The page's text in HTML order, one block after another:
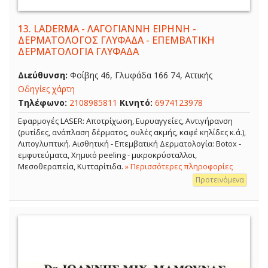
13. LADERMA - ΛΑΓΟΓΙΑΝΝΗ ΕΙΡΗΝΗ -
ΔΕΡΜΑΤΟΛΟΓΟΣ ΓΛΥΦΑΔΑ - ΕΠΕΜΒΑΤΙΚΗ
ΔΕΡΜΑΤΟΛΟΓΙΑ ΓΛΥΦΑΔΑ
Διεύθυνση: Φοίβης 46, Γλυφάδα 166 74, Αττικής
Οδηγίες χάρτη
Τηλέφωνο: 2108985811 Κινητό: 6974123978
Εφαρμογές LASER: Αποτρίχωση, Ευρυαγγείες, Αντιγήρανση
(ρυτίδες, ανάπλαση δέρματος, ουλές ακμής, καφέ κηλίδες κ.ά.),
Λιπογλυπτική. Αισθητική - Επεμβατική Δερματολογία: Botox -
εμφυτεύματα, Χημικό peeling - μικροκρύσταλλοι,
Μεσοθεραπεία, Κυτταρίτιδα. » Περισσότερες πληροφορίες
Προτεινόμενα